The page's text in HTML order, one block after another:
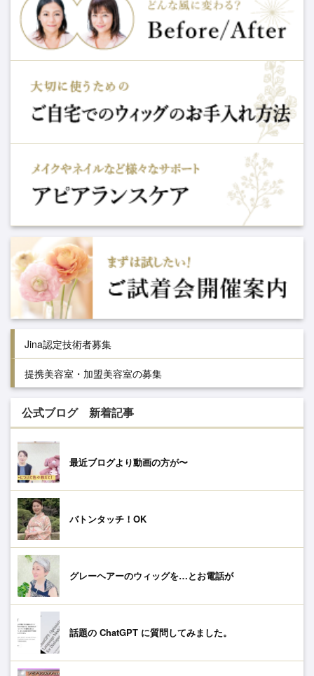
Jina認定技術者募集
提携美容室・加盟美容室の募集
公式ブログ 新着記事
最近ブログより動画の方が〜
バトンタッチ！OK
グレーヘアーのウィッグを…とお電話が
話題の ChatGPT に質問してみました。